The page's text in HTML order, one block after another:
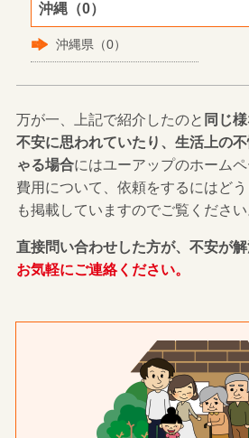
沖縄（0）
沖縄県（0）
万が一、上記で紹介したのと 同じ
不安に思われていたり、生活上の
ゃる場合にはユーアップのホーム
費用について、依頼をするにはど
も掲載していますのでご覧ください
直接問い合わせした方が、不安が
お気軽にご連絡ください。